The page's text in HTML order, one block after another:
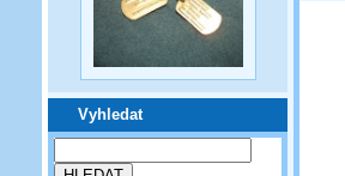
Vyhledat